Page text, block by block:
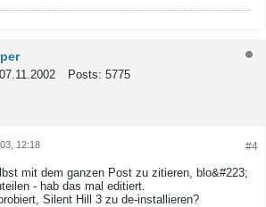
07.11.2002 Posts: 5775
#4
12:18
mit dem ganzen Post zu zitieren, blo&#223;
- hab das mal editiert.
Silent Hill 3 zu de-installieren?